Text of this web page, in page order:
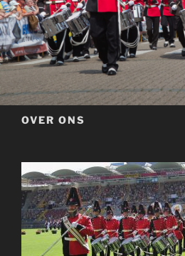
OVER ONS